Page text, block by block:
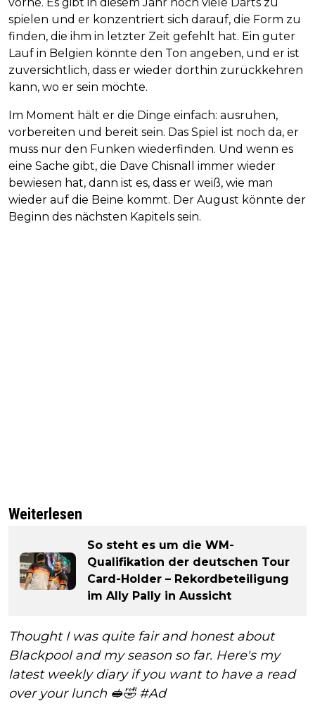
vorne. Es gibt in diesem Jahr noch viele Darts zu
spielen und er konzentriert sich darauf, die Form zu
finden, die ihm in letzter Zeit gefehlt hat. Ein guter
Lauf in Belgien könnte den Ton angeben, und er ist
zuversichtlich, dass er wieder dorthin zurückkehren
kann, wo er sein möchte.
Im Moment hält er die Dinge einfach: ausruhen,
vorbereiten und bereit sein. Das Spiel ist noch da, er
muss nur den Funken wiederfinden. Und wenn es
eine Sache gibt, die Dave Chisnall immer wieder
bewiesen hat, dann ist es, dass er weiß, wie man
wieder auf die Beine kommt. Der August könnte der
Beginn des nächsten Kapitels sein.
Weiterlesen
So steht es um die WM-
Qualifikation der deutschen Tour
Card-Holder – Rekordbeteiligung
im Ally Pally in Aussicht
Thought I was quite fair and honest about
Blackpool and my season so far. Here's my
latest weekly diary if you want to have a read
over your lunch 🥪🤣#Ad